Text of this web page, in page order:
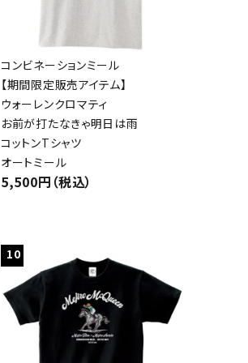
コンビネーションミール
【期間限定販売アイテム】
ウォーレンクロマティ
お前が打たなきゃ明日は雨
コットンTシャツ
オートミール
5,500円（税込）
10